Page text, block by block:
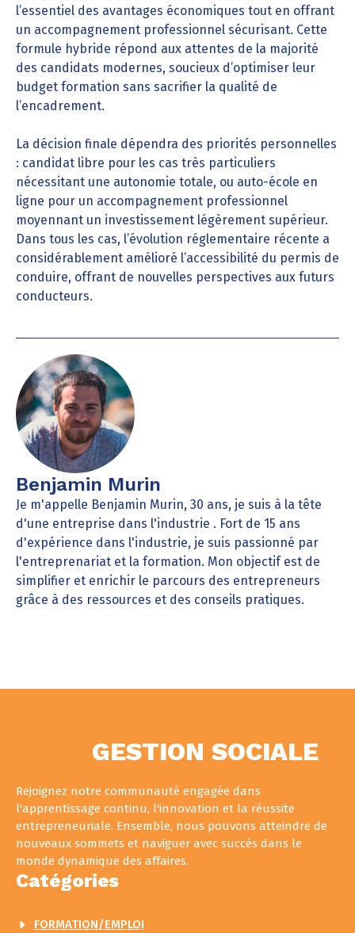
l’essentiel des avantages économiques tout en offrant
un accompagnement professionnel sécurisant. Cette
formule hybride répond aux attentes de la majorité
des candidats modernes, soucieux d’optimiser leur
budget formation sans sacrifier la qualité de
l’encadrement.
La décision finale dépendra des priorités personnelles
: candidat libre pour les cas très particuliers
nécessitant une autonomie totale, ou auto-école en
ligne pour un accompagnement professionnel
moyennant un investissement légèrement supérieur.
Dans tous les cas, l’évolution réglementaire récente a
considérablement amélioré l’accessibilité du permis de
conduire, offrant de nouvelles perspectives aux futurs
conducteurs.
Benjamin Murin
Je m'appelle Benjamin Murin, 30 ans, je suis à la tête
d'une entreprise dans l'industrie . Fort de 15 ans
d'expérience dans l'industrie, je suis passionné par
l'entreprenariat et la formation. Mon objectif est de
simplifier et enrichir le parcours des entrepreneurs
grâce à des ressources et des conseils pratiques.
GESTION SOCIALE
Rejoignez notre communauté engagée dans
l'apprentissage continu, l'innovation et la réussite
entrepreneuriale. Ensemble, nous pouvons atteindre de
nouveaux sommets et naviguer avec succès dans le
monde dynamique des affaires.
Catégories
FORMATION/EMPLOI